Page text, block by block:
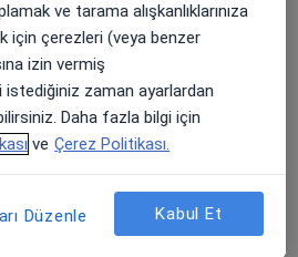
Ayşegül Türkoğlu
8211/8 sk no:23 kat:1 daire:1,
büyüt
yeni bir sekmede açılır
göster
ve tarama alışkanlıklarınıza
için çerezleri (veya benzer
izin vermiş
istediğiniz zaman ayarlardan
Daha fazla bilgi için
ve Çerez Politikası.
Düzenle Kabul Et